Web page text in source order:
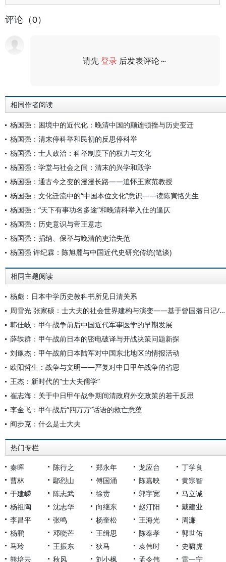
评论（0）
请先登录 后发表评论～
相同作者阅读
杨国强：困境中的近代化：晚清中国的颠连顿挫与历史变迁
杨国强：清末停科举和民初的反思停科举
杨国强：士人政治：科举制度下的权力与文化
杨国强：学堂与社会之间：清末的兴学和毁学
杨国强：通古今之变的漫漫长路——追怀王家范教授
杨国强：文化迁流中的“中国本位文化”意识——读陈寅恪先生
杨国强：“天下有事功名多途”和晚清科举入仕的逼仄
杨国强：历史意识与帝王意志
杨国强：捐纳、保举与晚清的吏治失范
杨国强 许纪霖：陈旭麓与中国近代史研究传统(笔谈)
相同主题阅读
杨彪：日本中学历史教科书所见日清关系
周雪光 张家硕：士大夫的社会世界建构与演变——基于曾国藩日记/通信的案例研究
韩佳岐：甲午战争前后中国近代军事医学的早期发展
薛轶群：甲午战前日本的密电破译与开战决策问题新探
刘豫杰：甲午战前日本陆军对中国东北地区的情报活动
欧阳哲生：战争与文明——严复对中日甲午战争的省思
王杰：新时代的“士大夫儒学”
崔志海：关于中日甲午战争期间清政府外交政策的若干反思
李金飞：甲午战后“四万万”话语的救亡意蕴
阎步克：什么是士大夫
热门专栏
秦晖 陈行之 郑永年 龙应台
丁学良
曹林
鄢烈山 傅国涌 陈嘉映
黄宗智
于建嵘
陈志武 徐贲 郭宇宽
马立诚
杨祖陶
沈志华 向继东 赵汀阳
戴建业
李昌平
张鸣 杨奎松 王海光
周濂
杨鹏
邓晓芒 王缉思 陈奉孝
郭世佑
马玲
王振东 狄马 袁伟时
史啸虎
熊培云
秋风 刘小枫 孟令伟 雷一宁